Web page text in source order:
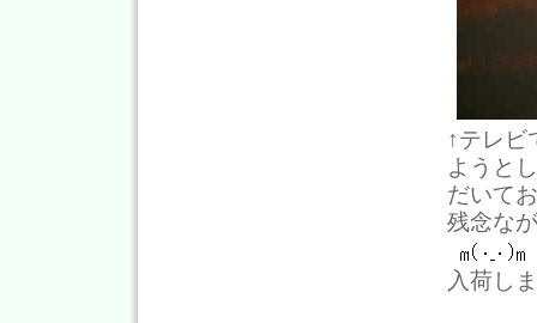
↑テレビ
ようと
だいて
残念な
入荷し